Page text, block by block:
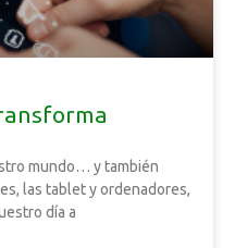
mundo… y también
las tablet y ordenadores,
día a